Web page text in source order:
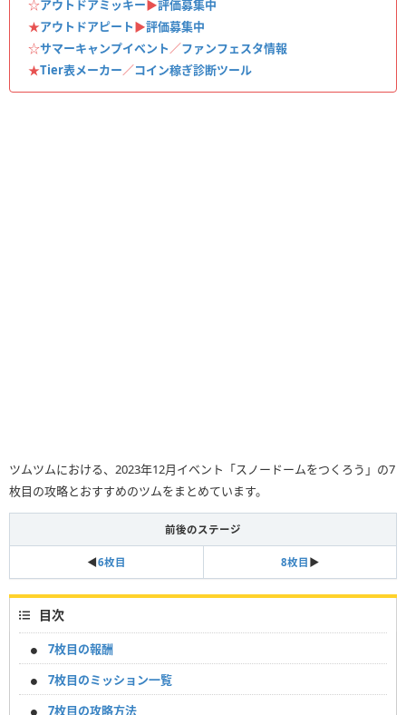
☆アウトドアミッキー▶︎評価募集中
★アウトドアピート▶︎評価募集中
☆サマーキャンプイベント／ファンフェスタ情報
★Tier表メーカー／コイン稼ぎ診断ツール
ツムツムにおける、2023年12月イベント「スノードームをつくろう」の7
枚目の攻略とおすすめのツムをまとめています。
前後のステージ
◀6枚目 8枚目 ▶
目次
7枚目の報酬
7枚目のミッション一覧
7枚目の攻略方法